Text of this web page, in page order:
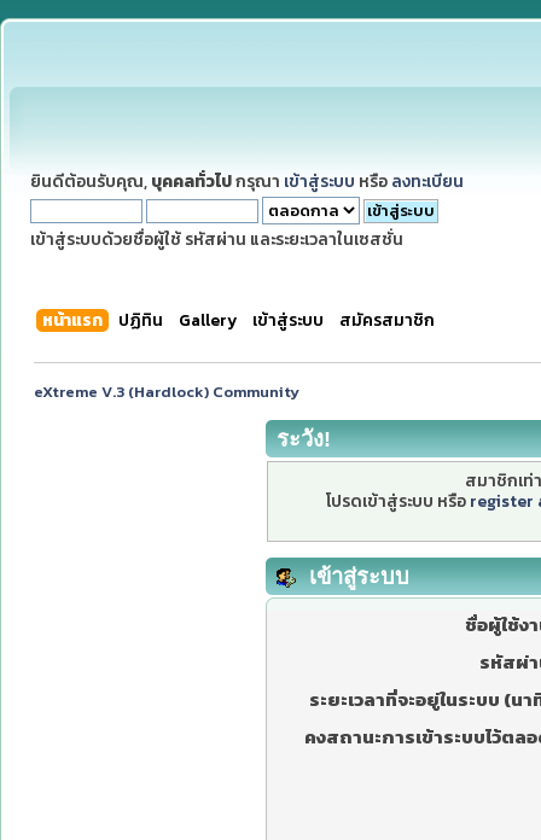
ยินดีต้อนรับคุณ, บุคคลทั่วไปกรุณา เข้าสู่ระบบ หรือ ลงทะเบียน
เข้าสู่ระบบด้วยชื่อผู้ใช้ รหัสผ่าน และระยะเวลาในเซสชั่น
หน้าแรก ปฏิทิน Gallery เข้าสู่ระบบ สมัครสมาชิก
eXtreme V.3 (Hardlock) Community
ระวัง!
สมาชิกเท่
โปรดเข้าสู่ระบบ หรือ register
เข้าสู่ระบบ
ชื่อผู้ใช้ง
รหัสผ่
ระยะเวลาที่จะอยู่ในระบบ (นา
คงสถานะการเข้าระบบไว้ตล